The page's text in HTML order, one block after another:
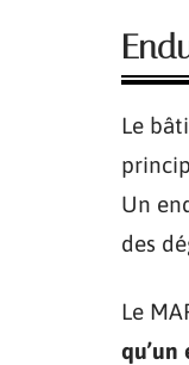
Le
Un
des
Le
qu’un